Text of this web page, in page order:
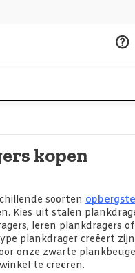
kopen
soorten
Kies uit stalen
leren plankdragers
plankdrager creëert
onze zwarte
te creëren.